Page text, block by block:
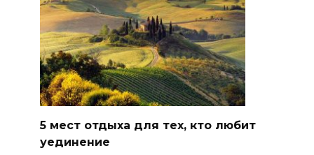
5 мест отдыха для тех, кто любит
уединение